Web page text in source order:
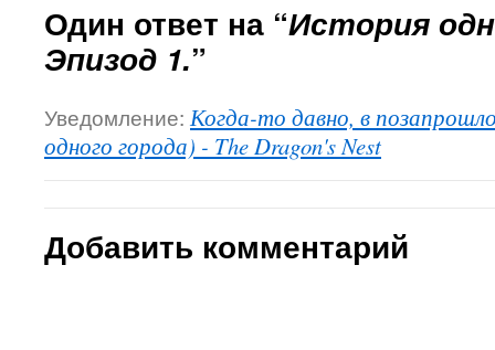
Один ответ на “История
Эпизод 1.”
Уведомление: Когда-то давно, в
одного города) - The Dragon's Nest
Добавить комментарий